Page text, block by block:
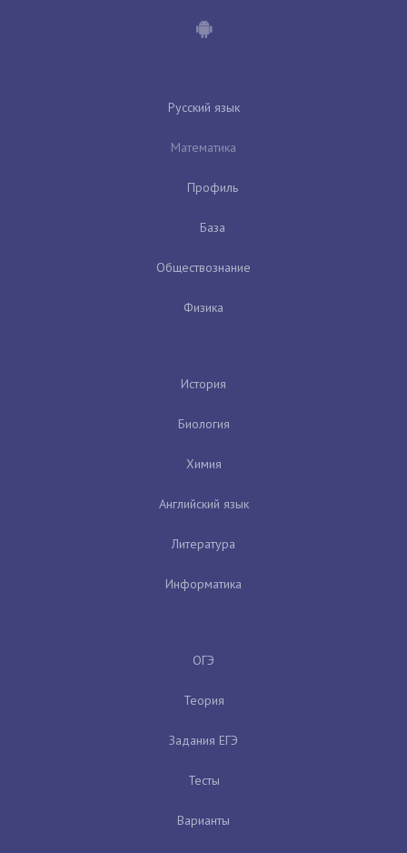
Русский язык
Математика
Профиль
База
Обществознание
Физика
История
Биология
Химия
Английский язык
Литература
Информатика
ОГЭ
Теория
Задания ЕГЭ
Тесты
Варианты